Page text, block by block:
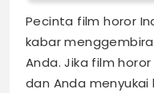
Pecinta film horor
kabar
Anda. Jika film
dan Anda